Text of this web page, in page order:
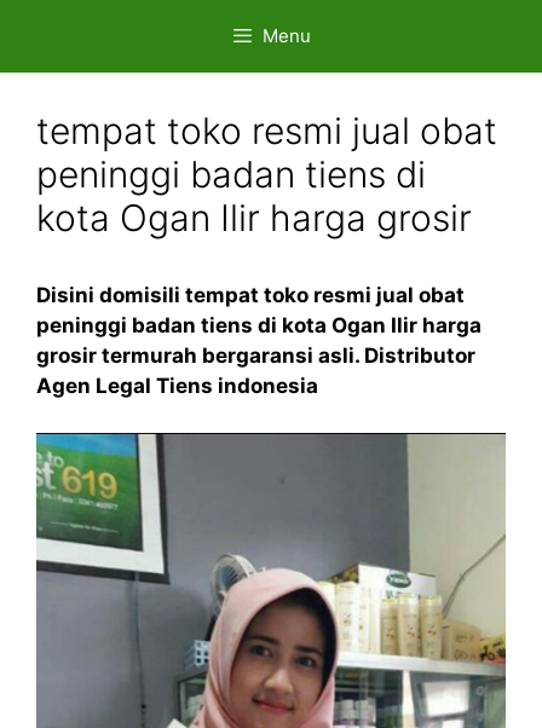
content
Menu
tempat toko resmi jual obat
peninggi badan tiens di
kota Ogan Ilir harga grosir
Disini domisili tempat toko resmi jual obat
peninggi badan tiens di kota Ogan Ilir harga
grosir termurah bergaransi asli. Distributor
Agen Legal Tiens indonesia